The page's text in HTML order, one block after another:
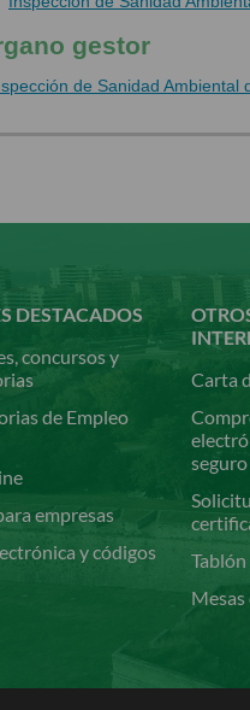
gestor
de Sanidad Ambiental
DESTACADOS
concursos y
de Empleo
empresas
y códigos
Carta